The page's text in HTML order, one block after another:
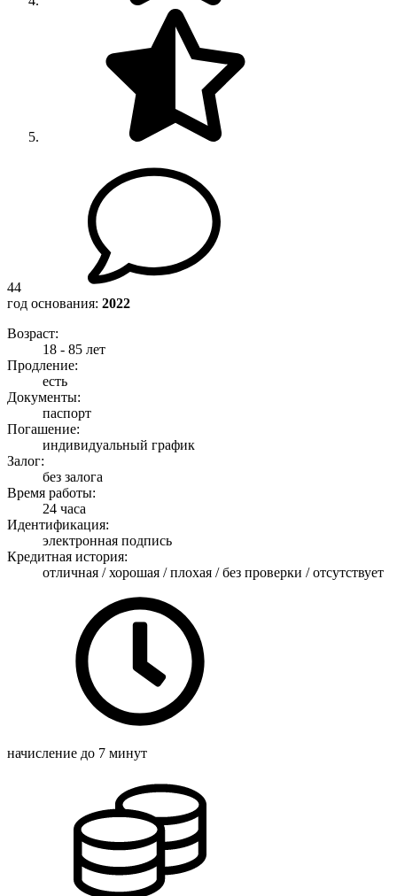
44
год основания: 2022
Возраст:
18 - 85 лет
Продление:
есть
Документы:
паспорт
Погашение:
индивидуальный график
Залог:
без залога
Время работы:
24 часа
Идентификация:
электронная подпись
Кредитная история:
отличная / хорошая / плохая / без проверки / отсутствует
начисление до 7 минут